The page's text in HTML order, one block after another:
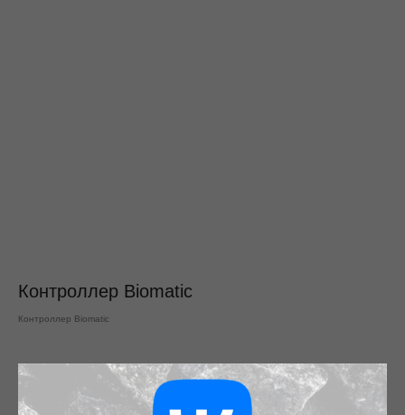
Контроллер Biomatic
Контроллер Biomatic